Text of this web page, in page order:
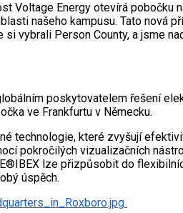
Voltage Energy otevírá pobočku
našeho kampusu. Tato nová
vybrali Person County, a jsme
poskytovatelem řešení
ve Frankfurtu v Německu.
technologie, které zvyšují
pokročilých vizualizačních
lze přizpůsobit do
úspěch.